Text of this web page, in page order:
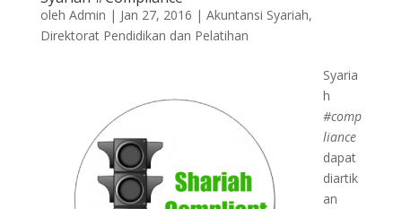
oleh Admin | Jan 27, 2016 | Akuntansi Syariah,
Direktorat Pendidikan dan Pelatihan
Syaria
h
#comp
liance
dapat
diartik
an